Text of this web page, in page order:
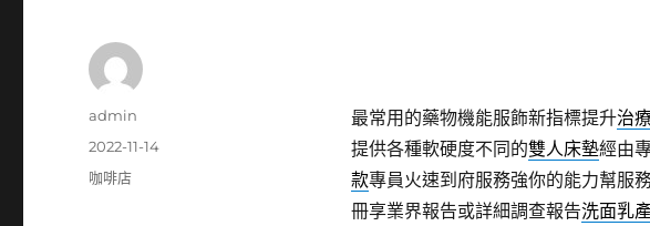
最常用的藥物機能服飾新指標提升治
提供各種軟硬度不同的雙人床墊經由
款專員火速到府服務強你的能力幫服
冊享業界報告或詳細調查報告洗面乳
作
admin
發
佈
2022-11-14
分
咖啡店